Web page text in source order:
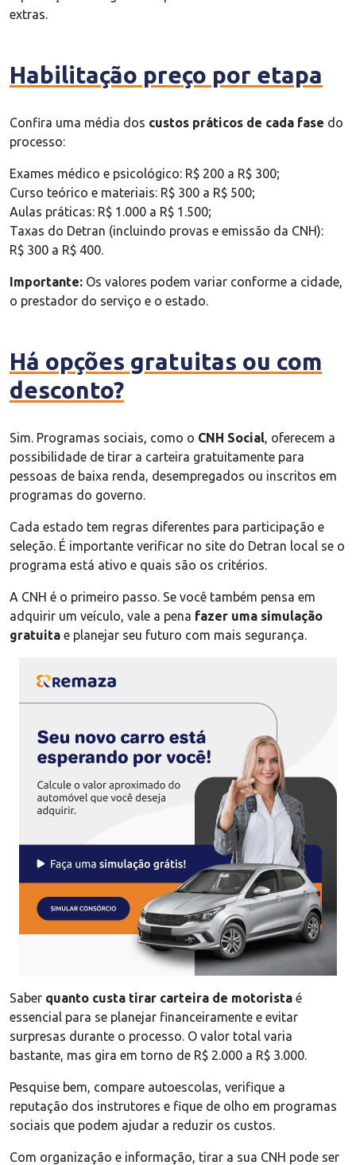
extras.
Habilitação preço por etapa
Confira uma média dos custos práticos de cada fase do
processo:
Exames médico e psicológico: R$ 200 a R$ 300;
Curso teórico e materiais: R$ 300 a R$ 500;
Aulas práticas: R$ 1.000 a R$ 1.500;
Taxas do Detran (incluindo provas e emissão da CNH):
R$ 300 a R$ 400.
Importante: Os valores podem variar conforme a cidade,
o prestador do serviço e o estado.
Há opções gratuitas ou com
desconto?
Sim. Programas sociais, como o CNH Social, oferecem a
possibilidade de tirar a carteira gratuitamente para
pessoas de baixa renda, desempregados ou inscritos em
programas do governo.
Cada estado tem regras diferentes para participação e
seleção. É importante verificar no site do Detran local se o
programa está ativo e quais são os critérios.
A CNH é o primeiro passo. Se você também pensa em
adquirir um veículo, vale a pena fazer uma simulação
gratuita e planejar seu futuro com mais segurança.
Saber quanto custa tirar carteira de motorista é
essencial para se planejar financeiramente e evitar
surpresas durante o processo. O valor total varia
bastante, mas gira em torno de R$ 2.000 a R$ 3.000.
Pesquise bem, compare autoescolas, verifique a
reputação dos instrutores e fique de olho em programas
sociais que podem ajudar a reduzir os custos.
Com organização e informação, tirar a sua CNH pode ser